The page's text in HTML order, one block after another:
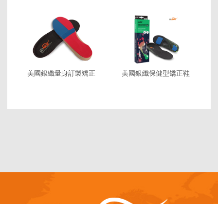
美國銀纖量身訂製矯正
美國銀纖保健型矯正鞋